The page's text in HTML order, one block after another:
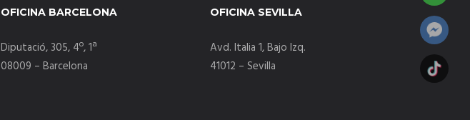
OFICINA BARCELONA
Diputació, 305, 4º, 1ª
08009 – Barcelona
OFICINA SEVILLA
Avd. Italia 1, Bajo Izq.
41012 – Sevilla